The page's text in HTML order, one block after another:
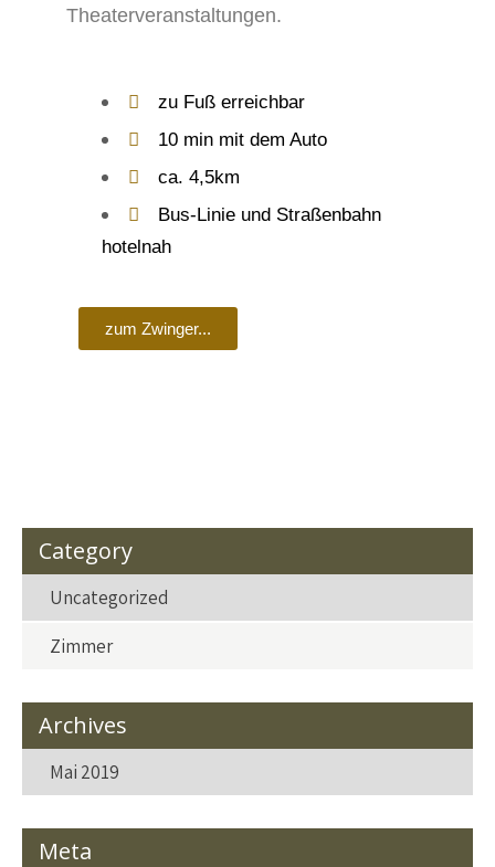
Theaterveranstaltungen.
zu Fuß erreichbar
10 min mit dem Auto
ca. 4,5km
Bus-Linie und Straßenbahn
hotelnah
zum Zwinger...
Category
Uncategorized
Zimmer
Archives
Mai 2019
Meta